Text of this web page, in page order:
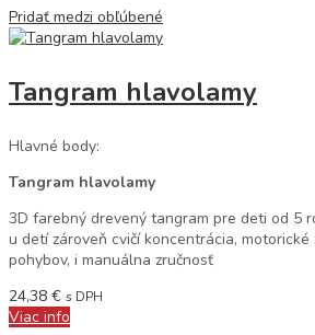
Pridať medzi obľúbené
Tangram hlavolamy
Hlavné body:
Tangram hlavolamy
3D farebný drevený tangram pre deti od 5
u detí zároveň cvičí koncentrácia, motorické
pohybov, i manuálna zručnosť
24,38 € s DPH
Viac info